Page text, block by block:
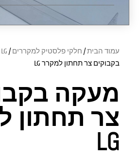
עמוד הבית/ חלקי פלסטיק למקררים/
LG
בקבוקים צר תחתון למקרר LG
מעקה
צר תחתון
LG